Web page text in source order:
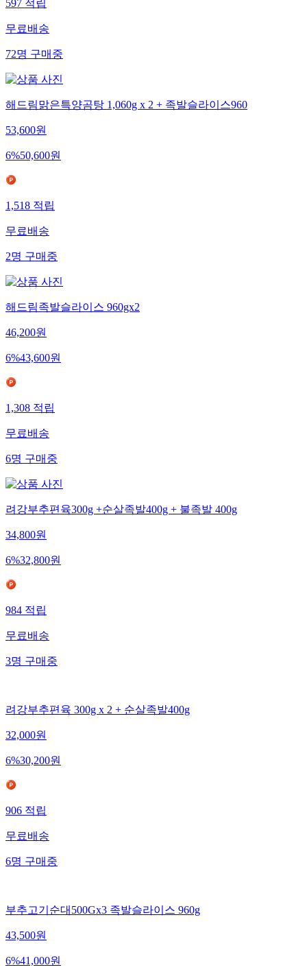
597 적립
무료배송
72명 구매중
해드림맑은특양곰탕 1,060g x 2 + 족발슬라이스960
53,600원
6%50,600원
1,518 적립
무료배송
2명 구매중
해드림족발슬라이스 960gx2
46,200원
6%43,600원
1,308 적립
무료배송
6명 구매중
려강부추편육300g +순살족발400g + 불족발 400g
34,800원
6%32,800원
984 적립
무료배송
3명 구매중
려강부추편육 300g x 2 + 순살족발400g
32,000원
6%30,200원
906 적립
무료배송
6명 구매중
부추고기순대500Gx3 족발슬라이스 960g
43,500원
6%41,000원